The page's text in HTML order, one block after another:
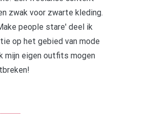
zwak voor zwarte kleding.
people stare' deel ik
op het gebied van mode
mijn eigen outfits mogen